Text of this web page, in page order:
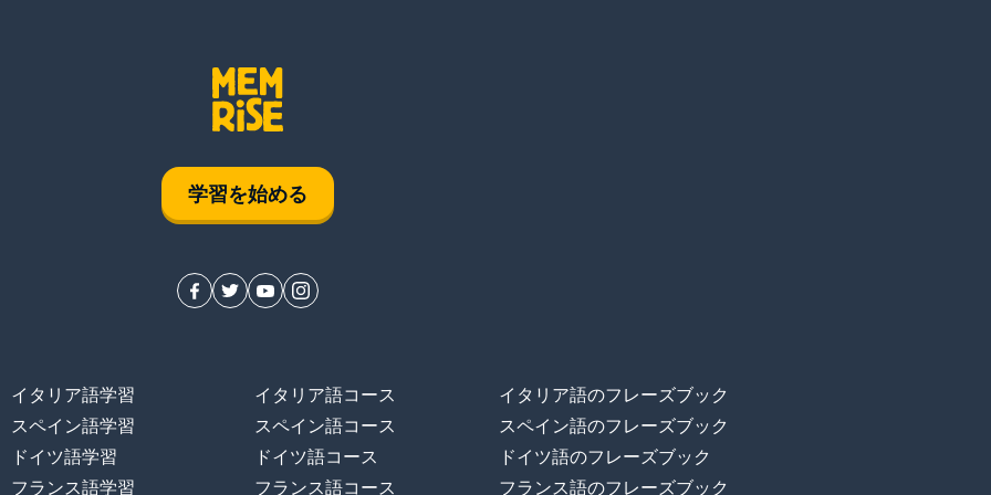
学習を始める
イタリア語学習
スペイン語学習
ドイツ語学習
フランス語学習
イタリア語コース
スペイン語コース
ドイツ語コース
フランス語コース
イタリア語のフレーズブック
スペイン語のフレーズブック
ドイツ語のフレーズブック
フランス語のフレーズブック